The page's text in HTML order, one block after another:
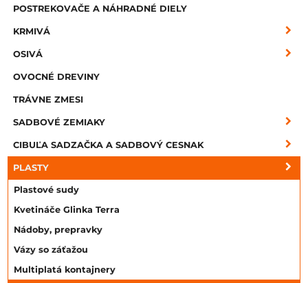
POSTREKOVAČE A NÁHRADNÉ DIELY
KRMIVÁ
OSIVÁ
OVOCNÉ DREVINY
TRÁVNE ZMESI
SADBOVÉ ZEMIAKY
CIBUĽA SADZAČKA A SADBOVÝ CESNAK
PLASTY
Plastové sudy
Kvetináče Glinka Terra
Nádoby, prepravky
Vázy so záťažou
Multiplatá kontajnery